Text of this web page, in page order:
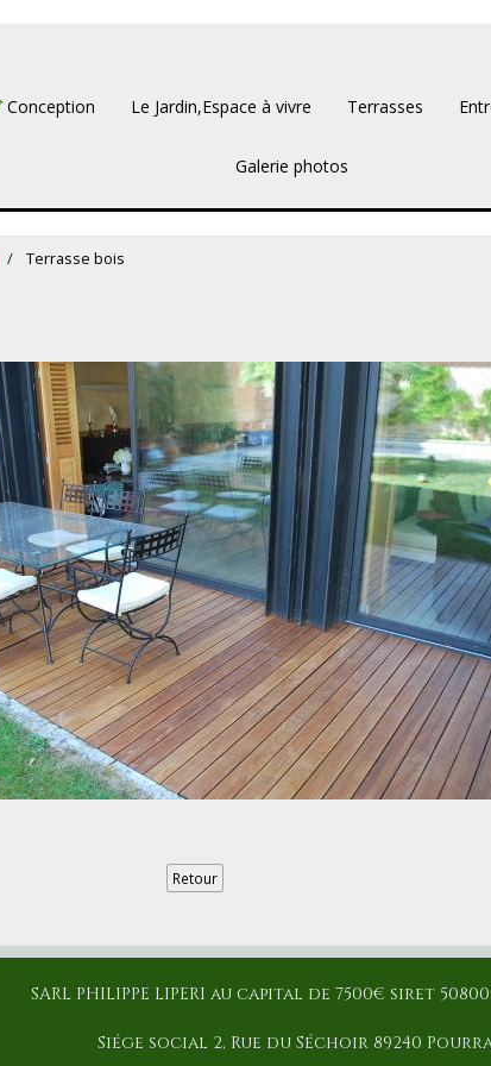
Conception Le Jardin,Espace à vivre Terrasses
Galerie photos
Terrasse bois
Retour
SARL PHILIPPE LIPERI au capital de 7500€ siret
Siége social 2, Rue du Séchoir 89240